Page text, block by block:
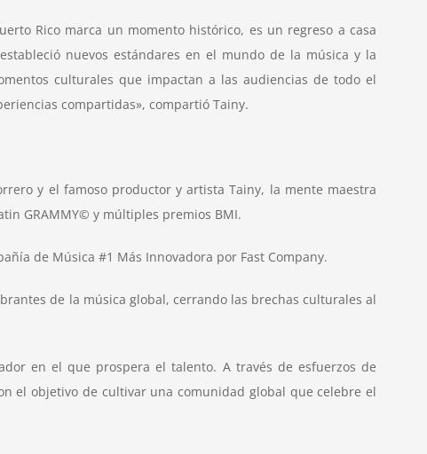
Rico marca un momento histórico, es un regreso a casa
nuevos estándares en el mundo de la música y la
culturales que impactan a las audiencias de todo el
compartidas», compartió Tainy.
y el famoso productor y artista Tainy, la mente maestra
GRAMMY© y múltiples premios BMI.
de Música #1 Más Innovadora por Fast Company.
de la música global, cerrando las brechas culturales al
en el que prospera el talento. A través de esfuerzos de
el objetivo de cultivar una comunidad global que celebre el